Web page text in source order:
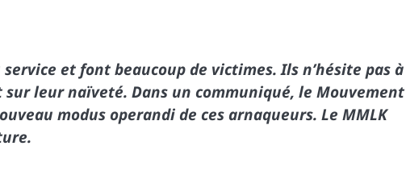
et font beaucoup de victimes. Ils n’hésite pas à
leur naïveté. Dans un communiqué, le Mouvement
modus operandi de ces arnaqueurs. Le MMLK